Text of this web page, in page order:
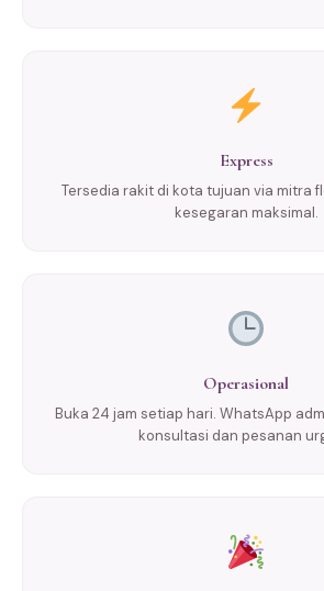
Express
Tersedia rakit di kota tujuan via mitra
kesegaran maksimal.
Operasional
Buka 24 jam setiap hari. WhatsApp
konsultasi dan pesanan